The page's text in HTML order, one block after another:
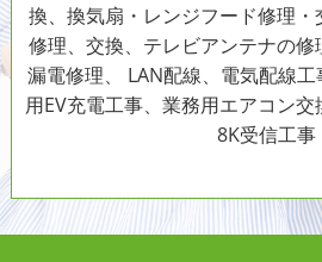
換、換気扇・レンジフード修理
修理、交換、テレビアンテナの修
漏電修理、 LAN配線、電気配線
用EV充電工事、業務用エアコン交
8K受信工事